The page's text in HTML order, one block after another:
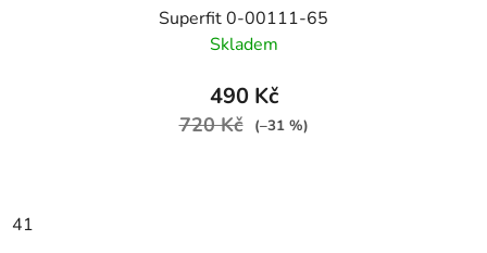
Superfit 0-00111-65
Skladem
490 Kč
720 Kč (–31 %)
41